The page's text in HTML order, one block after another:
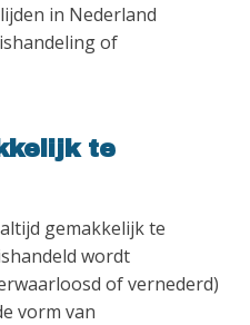
in Nederland
of
te
gemakkelijk te
wordt
of vernederd)
vorm van